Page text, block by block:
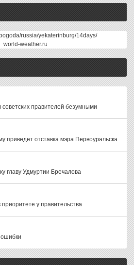
russia/yekaterinburg/14days/
world-weather.ru
правителей безумными
приведет отставка мэра Первоуральска
главу Удмуртии Бречалова
у правительства